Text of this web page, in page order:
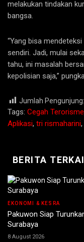
melakukan tindakan
bangsa.
“Yang bisa
sendiri. Jadi, mulai
tahu, ini masalah
kepolisian saja,”
Jumlah Pengunjung:
Tags: Cegah Terorisme
Aplikasi, tri rismaharini,
BERITA
EKONOMI & KESRA
Pakuwon Siap
Surabaya
8 August 2026